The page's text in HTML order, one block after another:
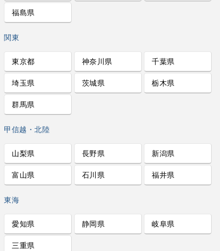
福島県
関東
東京都 神奈川県 千葉県
埼玉県 茨城県 栃木県
群馬県
甲信越・北陸
山梨県 長野県 新潟県
富山県 石川県 福井県
東海
愛知県 静岡県 岐阜県
三重県